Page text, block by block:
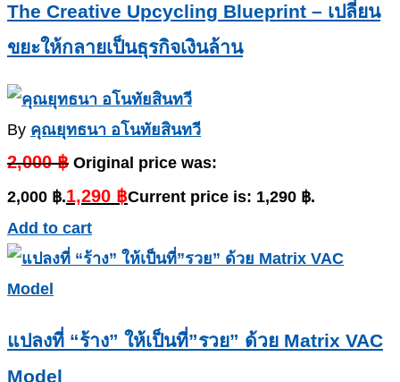
The Creative Upcycling Blueprint – เปลี่ยน
ขยะให้กลายเป็นธุรกิจเงินล้าน
By คุณยุทธนา อโนทัยสินทวี
2,000฿ Original price was:
2,000 ฿.1,290 ฿Current price is: 1,290 ฿.
Add to cart
แปลงที่ “ร้าง” ให้เป็นที่”รวย” ด้วย Matrix VAC
Model